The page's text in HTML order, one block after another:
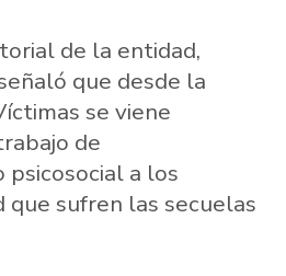
de la entidad,
que desde la
se viene
de
psicosocial a los
que sufren las secuelas